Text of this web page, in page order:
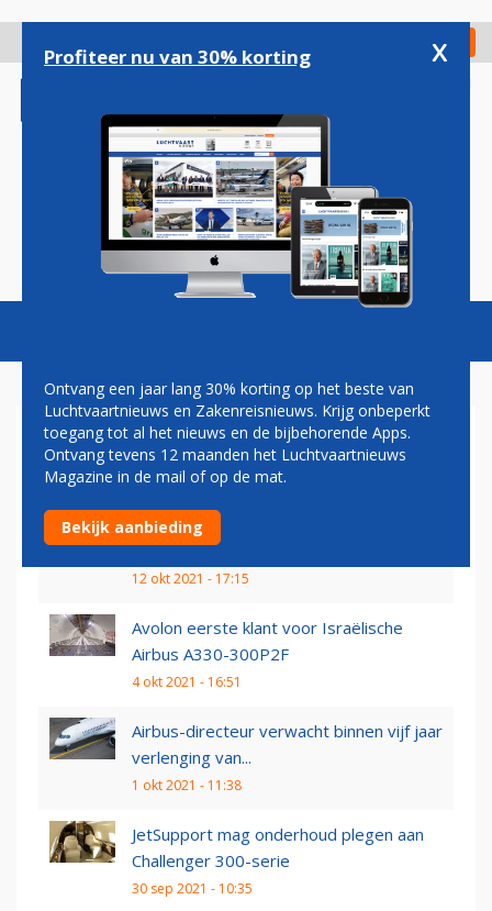
gaan
Check in
Magazine Podcasts Vacatures
TECHNOLOGIE
Airbus levert in september veertig
vliegtuigen en ontvangt...
12 okt 2021 - 17:15
Avolon eerste klant voor Israëlische
Airbus A330-300P2F
4 okt 2021 - 16:51
Airbus-directeur verwacht binnen vijf jaar
verlenging van...
1 okt 2021 - 11:38
JetSupport mag onderhoud plegen aan
Challenger 300-serie
30 sep 2021 - 10:35
Profiteer nu van 30% korting x
Ontvang een jaar lang 30% korting op het beste van
Luchtvaartnieuws en Zakenreisnieuws. Krijg onbeperkt
toegang tot al het nieuws en de bijbehorende Apps.
Ontvang tevens 12 maanden het Luchtvaartnieuws
Magazine in de mail of op de mat.
Bekijk aanbieding